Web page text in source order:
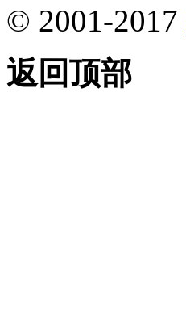
© 2001-2017
返回顶部